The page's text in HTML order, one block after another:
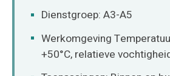
Dienstgroep: A3-A5
Werkomgeving
+50°C, relatieve